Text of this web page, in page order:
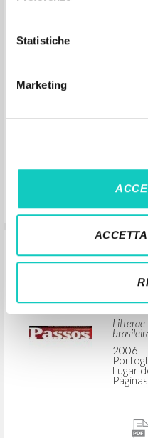
Statistiche
Marketing
Lugar
Para quem tem
Litterae
2006
Lugar